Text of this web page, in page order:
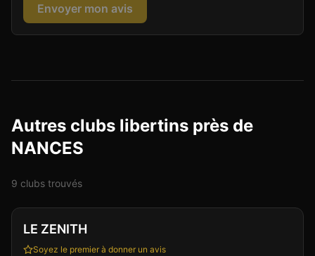
Envoyer mon avis
Autres clubs libertins près de
NANCES
9 clubs trouvés
LE ZENITH
Soyez le premier à donner un avis